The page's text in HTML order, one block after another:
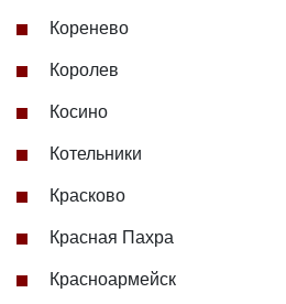
Коренево
Королев
Косино
Котельники
Красково
Красная Пахра
Красноармейск